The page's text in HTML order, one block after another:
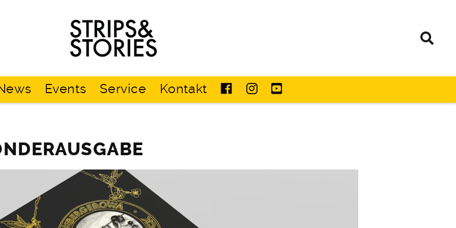
Strips
&
Stories
Events Service Kontakt